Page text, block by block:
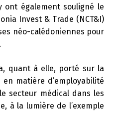
ont également souligné le
Invest & Trade (NCT&I)
néo-calédoniennes pour
quant à elle, porté sur la
matière d’employabilité
secteur médical dans les
à la lumière de l’exemple